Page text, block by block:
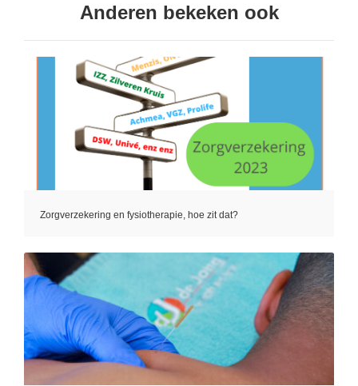
Anderen bekeken ook
Zorgverzekering en fysiotherapie, hoe zit dat?